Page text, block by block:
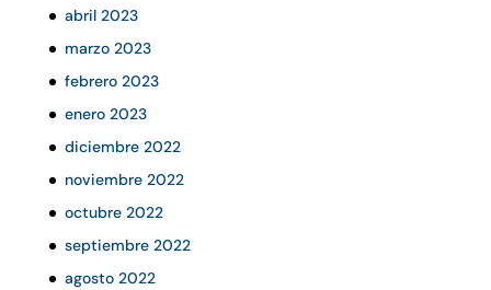
abril 2023
marzo 2023
febrero 2023
enero 2023
diciembre 2022
noviembre 2022
octubre 2022
septiembre 2022
agosto 2022